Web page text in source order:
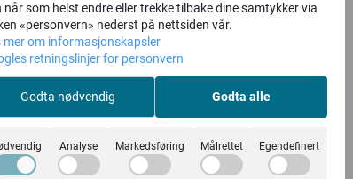
kontroll
når som helst endre eller trekke tilbake dine samtykker via
«personvern» nederst på nettsiden vår.
mer om informasjonskapsler
retningslinjer for personvern
Godta nødvendig Godta alle
Analyse Markedsføring Målrettet Egendefinert